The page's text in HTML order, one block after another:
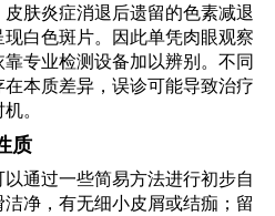
肤炎症消退后遗留的色素减退
白色斑片。因此单凭肉眼观察
专业检测设备加以辨别。不同
本质差异，误诊可能导致治疗
。
质
通过一些简易方法进行初步自
净，有无细小皮屑或结痂；留